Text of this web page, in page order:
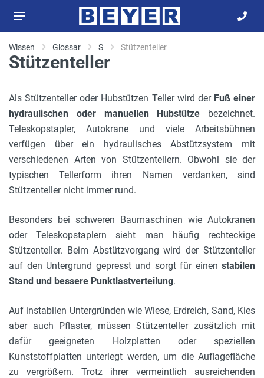
Wissen Glossar S Stützenteller
Stützenteller
Als Stützenteller oder Hubstützen Teller wird der Fuß einer
hydraulischen oder manuellen Hubstütze bezeichnet.
Teleskopstapler, Autokrane und viele Arbeitsbühnen
verfügen über ein hydraulisches Abstützsystem mit
verschiedenen Arten von Stützentellern. Obwohl sie der
typischen Tellerform ihren Namen verdanken, sind
Stützenteller nicht immer rund.
Besonders bei schweren Baumaschinen wie Autokranen
oder Teleskopstaplern sieht man häufig rechteckige
Stützenteller. Beim Abstützvorgang wird der Stützenteller
auf den Untergrund gepresst und sorgt für einen stabilen
Stand und bessere Punktlastverteilung.
Auf instabilen Untergründen wie Wiese, Erdreich, Sand, Kies
aber auch Pflaster, müssen Stützenteller zusätzlich mit
dafür geeigneten Holzplatten oder speziellen
Kunststoffplatten unterlegt werden, um die Auflagefläche
zu vergrößern. Trotz ihrer vermeintlich ausreichenden